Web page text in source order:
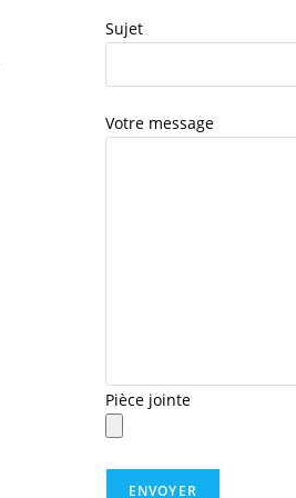
Sujet
Votre message
Pièce jointe